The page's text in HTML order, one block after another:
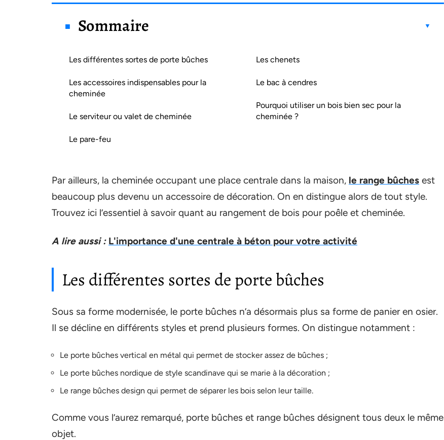
Sommaire
Les différentes sortes de porte bûches
Les accessoires indispensables pour la
cheminée
Le serviteur ou valet de cheminée
Le pare-feu
Les chenets
Le bac à cendres
Pourquoi utiliser un bois bien sec pour la
cheminée ?
Par ailleurs, la cheminée occupant une place centrale dans la maison, le range bûches est
beaucoup plus devenu un accessoire de décoration. On en distingue alors de tout style.
Trouvez ici l’essentiel à savoir quant au rangement de bois pour poêle et cheminée.
A lire aussi : L'importance d'une centrale à béton pour votre activité
Les différentes sortes de porte bûches
Sous sa forme modernisée, le porte bûches n’a désormais plus sa forme de panier en osier.
Il se décline en différents styles et prend plusieurs formes. On distingue notamment :
Le porte bûches vertical en métal qui permet de stocker assez de bûches ;
Le porte bûches nordique de style scandinave qui se marie à la décoration ;
Le range bûches design qui permet de séparer les bois selon leur taille.
Comme vous l’aurez remarqué, porte bûches et range bûches désignent tous deux le même
objet.